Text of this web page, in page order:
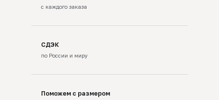
с каждого заказа
СДЭК
по России и миру
Поможем с размером